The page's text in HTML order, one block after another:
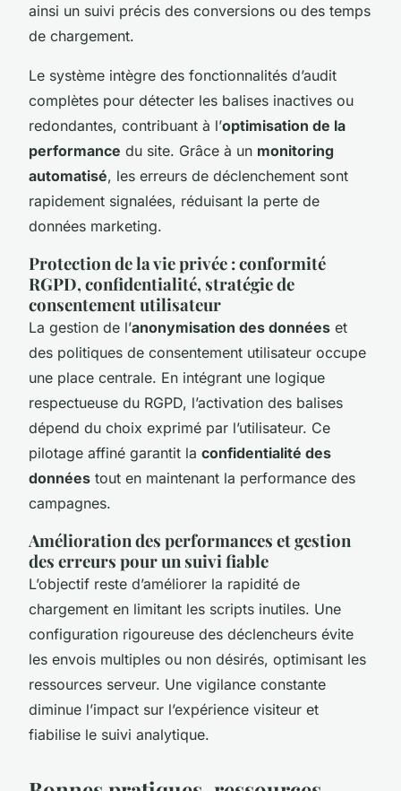
ainsi un suivi précis des conversions ou des temps
de chargement.
Le système intègre des fonctionnalités d’audit
complètes pour détecter les balises inactives ou
redondantes, contribuant à l’optimisation de la
performance du site. Grâce à un monitoring
automatisé, les erreurs de déclenchement sont
rapidement signalées, réduisant la perte de
données marketing.
Protection de la vie privée : conformité
RGPD, confidentialité, stratégie de
consentement utilisateur
La gestion de l’anonymisation des données et
des politiques de consentement utilisateur occupe
une place centrale. En intégrant une logique
respectueuse du RGPD, l’activation des balises
dépend du choix exprimé par l’utilisateur. Ce
pilotage affiné garantit la confidentialité des
données tout en maintenant la performance des
campagnes.
Amélioration des performances et gestion
des erreurs pour un suivi fiable
L’objectif reste d’améliorer la rapidité de
chargement en limitant les scripts inutiles. Une
configuration rigoureuse des déclencheurs évite
les envois multiples ou non désirés, optimisant les
ressources serveur. Une vigilance constante
diminue l’impact sur l’expérience visiteur et
fiabilise le suivi analytique.